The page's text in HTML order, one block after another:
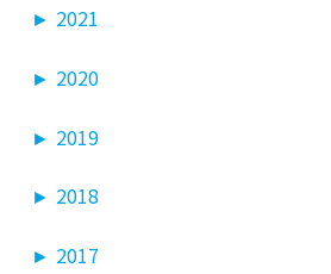
► 2021
► 2020
► 2019
► 2018
► 2017